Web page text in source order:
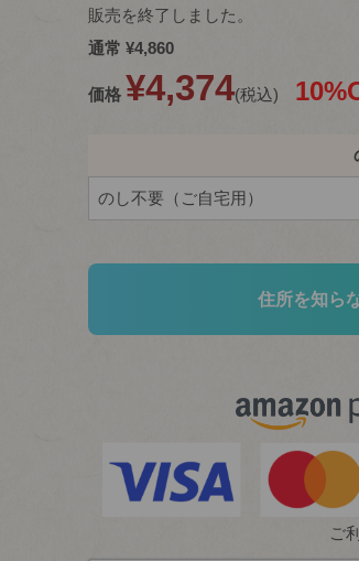
販売を終了しました。
通常 ¥4,860
価格 ¥4,374 税込
住所を知ら
ご